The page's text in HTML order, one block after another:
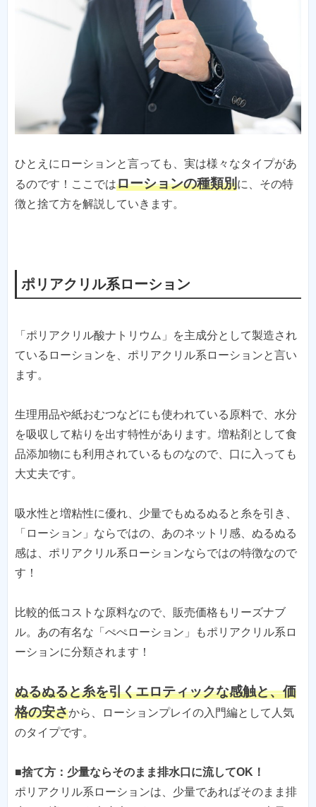
ひとえにローションと言っても、実は様々なタイプがあ
るのです！ここではローションの種類別に、その特
徴と捨て方を解説していきます。
ポリアクリル系ローション
「ポリアクリル酸ナトリウム」を主成分として製造され
ているローションを、ポリアクリル系ローションと言い
ます。
生理用品や紙おむつなどにも使われている原料で、水分
を吸収して粘りを出す特性があります。増粘剤として食
品添加物にも利用されているものなので、口に入っても
大丈夫です。
吸水性と増粘性に優れ、少量でもぬるぬると糸を引き、
「ローション」ならではの、あのネットリ感、ぬるぬる
感は、ポリアクリル系ローションならではの特徴なので
す！
比較的低コストな原料なので、販売価格もリーズナブ
ル。あの有名な「ぺぺローション」もポリアクリル系ロ
ーションに分類されます！
ぬるぬると糸を引くエロティックな感触と、価
格の安さから、ローションプレイの入門編として人気
のタイプです。
■捨て方：少量ならそのまま排水口に流してOK！
ポリアクリル系ローションは、少量であればそのまま排